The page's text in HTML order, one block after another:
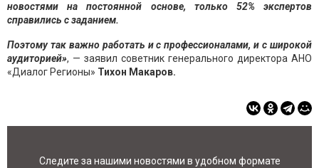
новостями на постоянной основе, только 52% экспертов
справились с заданием.
Поэтому так важно работать и с профессионалами, и с широкой
аудиторией», — заявил советник генерального директора АНО
«Диалог Регионы» Тихон Макаров.
Следите за нашими новостями в удобном формате